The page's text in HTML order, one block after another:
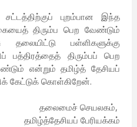
புறம்பான இந்த
திரும்ப பெற வேண்டும்
தலையிட்டு பள்ளிகளுக்கு
பத்திரத்தைத் திரும்பப் பெற
என்றும் தமிழ்த் தேசியப்
கேட்டுக் கொள்கிறேன்.
தலைமைச் செயலகம்,
தமிழ்த்தேசியப் பேரியக்கம்